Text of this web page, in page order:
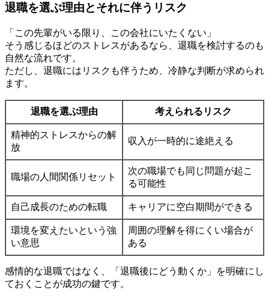
退職を選ぶ理由とそれに伴うリスク
「この先輩がいる限り、この会社にいたくない」
そう感じるほどのストレスがあるなら、退職を検討するのも
自然な流れです。
ただし、退職にはリスクも伴うため、冷静な判断が求められ
ます。
退職を選ぶ理由 考えられるリスク
精神的ストレスからの解
放
収入が一時的に途絶える
職場の人間関係リセット
次の職場でも同じ問題が起こ
る可能性
自己成長のための転職 キャリアに空白期間ができる
環境を変えたいという強
い意思
周囲の理解を得にくい場合が
ある
感情的な退職ではなく、「退職後にどう動くか」を明確にし
ておくことが成功の鍵です。